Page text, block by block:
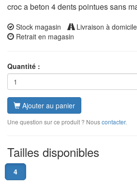
croc a beton 4 dents pointues sans
Stock magasin
Livraison à domicile
Retrait en magasin
Quantité :
Ajouter au panier
Une question sur ce produit ? Nouscontacter.
Tailles disponibles
4